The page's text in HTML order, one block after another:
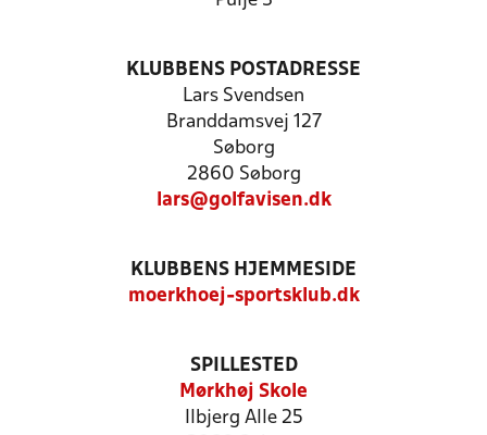
KLUBBENS POSTADRESSE
Lars Svendsen
Branddamsvej 127
Søborg
2860 Søborg
lars@golfavisen.dk
KLUBBENS HJEMMESIDE
moerkhoej-sportsklub.dk
SPILLESTED
Mørkhøj Skole
Ilbjerg Alle 25